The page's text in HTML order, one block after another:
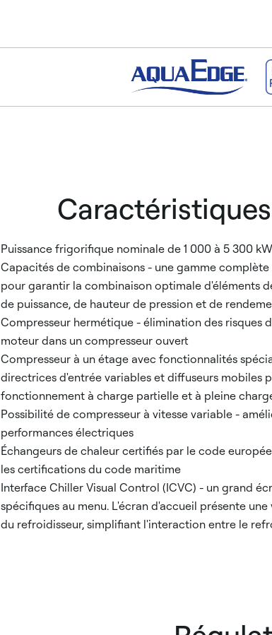
Puissance frigorifique nominale de 1 000 à 5 300 kW
Capacités de combinaisons - une gamme
pour garantir la combinaison optimale d'éléments
de puissance, de hauteur de pression et de
Compresseur hermétique - élimination des
moteur dans un compresseur ouvert
Compresseur à un étage avec fonctionnalités
directrices d'entrée variables et diffuseurs mobiles
fonctionnement à charge partielle et à pleine
Possibilité de compresseur à vitesse variable -
performances électriques
Échangeurs de chaleur certifiés par le code
les certifications du code maritime
Interface Chiller Visual Control (ICVC) - un grand
spécifiques au menu. L'écran d'accueil présente
du refroidisseur, simplifiant l'interaction entre le